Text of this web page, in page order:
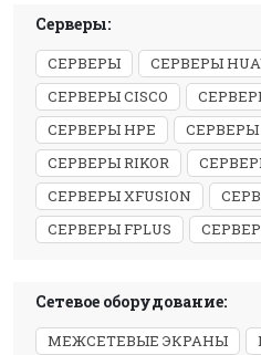
Серверы:
СЕРВЕРЫ СЕРВЕРЫ
СЕРВЕРЫ CISCO
СЕРВЕРЫ HPE
СЕРВЕРЫ
СЕРВЕРЫ RIKOR
СЕРВЕРЫ XFUSION
СЕРВЕРЫ FPLUS
Сетевое оборудование:
МЕЖСЕТЕВЫЕ ЭКРАНЫ